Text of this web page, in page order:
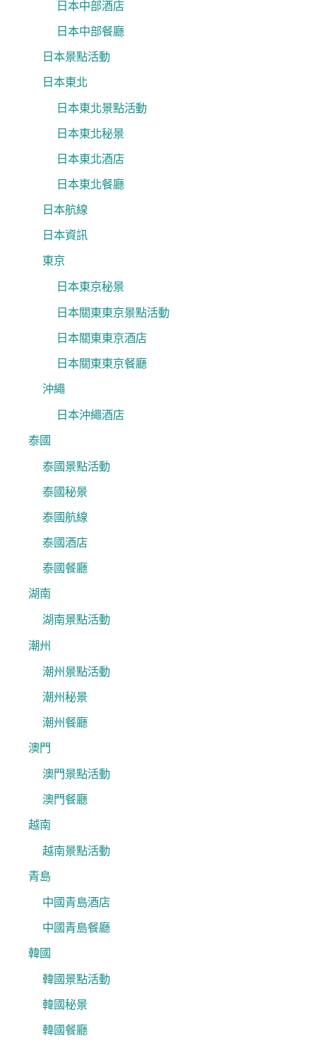
日本中部酒店
日本中部餐廳
日本景點活動
日本東北
日本東北景點活動
日本東北秘景
日本東北酒店
日本東北餐廳
日本航線
日本資訊
東京
日本東京秘景
日本關東東京景點活動
日本關東東京酒店
日本關東東京餐廳
沖繩
日本沖繩酒店
泰國
泰國景點活動
泰國秘景
泰國航線
泰國酒店
泰國餐廳
湖南
湖南景點活動
潮州
潮州景點活動
潮州秘景
潮州餐廳
澳門
澳門景點活動
澳門餐廳
越南
越南景點活動
青島
中國青島酒店
中國青島餐廳
韓國
韓國景點活動
韓國秘景
韓國餐廳